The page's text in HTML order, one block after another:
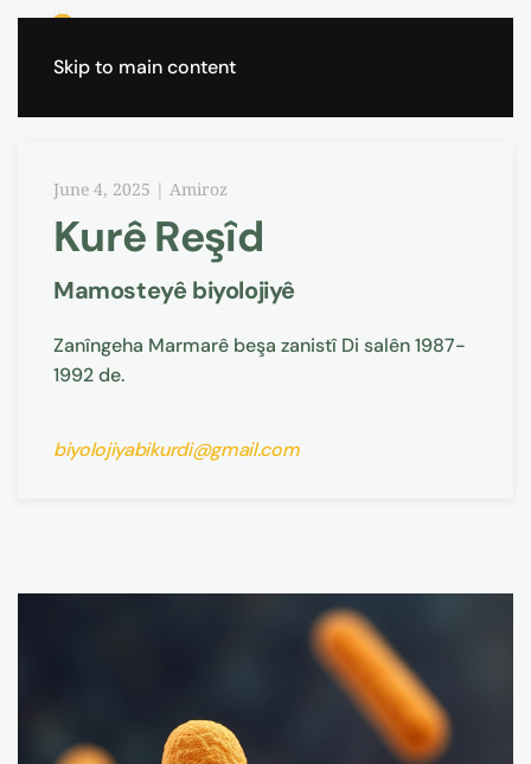
Skip to main content
June 4, 2025 | Amiroz
Kurê Reşîd
Mamosteyê biyolojiyê
Zanîngeha Marmarê beşa zanistî Di salên 1987-
1992 de.
biyolojiyabikurdi@gmail.com